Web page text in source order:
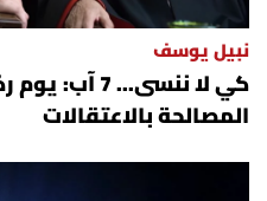
نبيل يوسف
كي لا ننسى...
المصالحة بالاعتقالات